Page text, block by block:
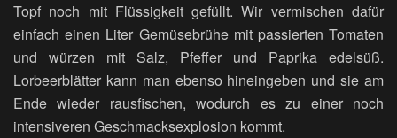
Topf noch mit Flüssigkeit gefüllt. Wir vermischen dafür
einfach einen Liter Gemüsebrühe mit passierten Tomaten
und würzen mit Salz, Pfeffer und Paprika edelsüß.
Lorbeerblätter kann man ebenso hineingeben und sie am
Ende wieder rausfischen, wodurch es zu einer noch
intensiveren Geschmacksexplosion kommt.